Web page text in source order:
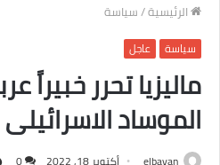
الرئيسية/سياسة
سياسة عاجل
ماليزيا تحرر خبيراً
الموساد الاسرائيلى